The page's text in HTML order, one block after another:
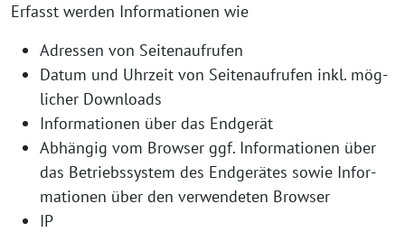
Erfasst wer­den Infor­ma­tio­nen wie
Adres­sen von Seitenaufrufen
Datum und Uhr­zeit von Sei­ten­auf­ru­fen inkl. mög­
li­cher Downloads
Infor­ma­tio­nen über das Endgerät
Abhän­gig vom Brow­ser ggf. Infor­ma­tio­nen über
das Betriebs­sys­tem des End­ge­rä­tes sowie Infor­
ma­tio­nen über den ver­wen­de­ten Browser
IP